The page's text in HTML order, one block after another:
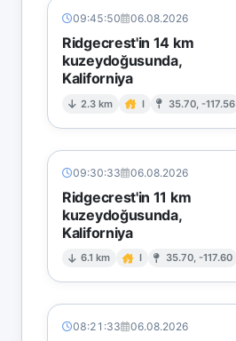
09:45:50 06.08.2026
Ridgecrest'in 14 km
kuzeydoğusunda,
Kaliforniya
2.3 km I 35.70, -117.56
09:30:33 06.08.2026
Ridgecrest'in 11 km
kuzeydoğusunda,
Kaliforniya
6.1 km I 35.70, -117.60
08:21:33 06.08.2026